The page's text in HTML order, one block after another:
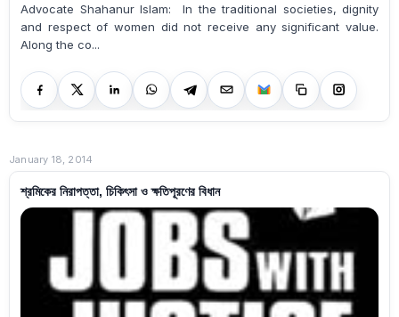
Advocate Shahanur Islam: In the traditional societies, dignity
and respect of women did not receive any significant value.
Along the co...
January 18, 2014
শ্রমিকের নিরাপত্তা, চিকিৎসা ও ক্ষতিপূরণের বিধান